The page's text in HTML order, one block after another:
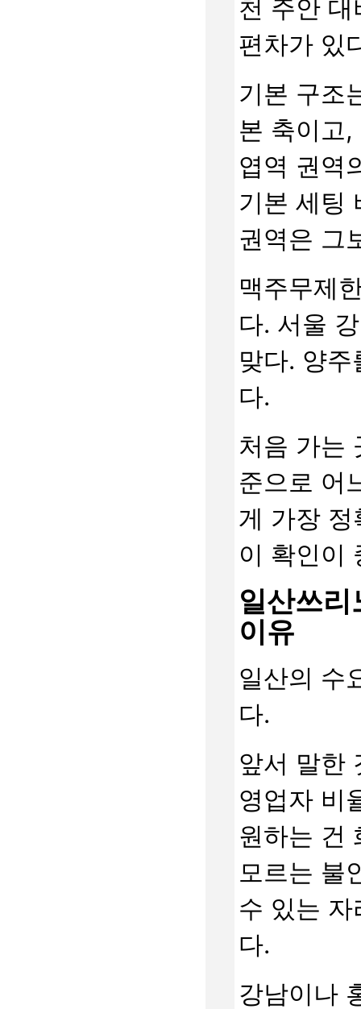
천 주안
편차가 있
기본 구조
본 축이고,
엽역 권역
기본 세팅
권역은 그
맥주무제
다. 서울
맞다. 양
다.
처음 가는
준으로 어
게 가장
이 확인이
일산쓰리
이유
일산의 수
다.
앞서 말한
영업자 비
원하는 건
모르는 불
수 있는
다.
강남이나